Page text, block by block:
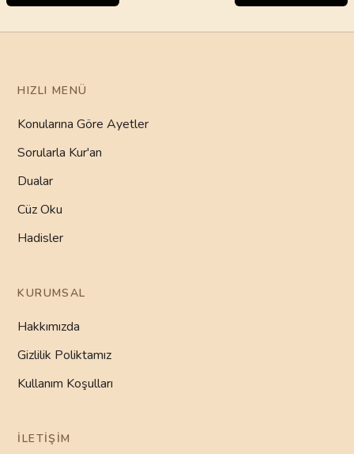
HIZLI MENÜ
Konularına Göre Ayetler
Sorularla Kur'an
Dualar
Cüz Oku
Hadisler
KURUMSAL
Hakkımızda
Gizlilik Poliktamız
Kullanım Koşulları
İLETIŞIM